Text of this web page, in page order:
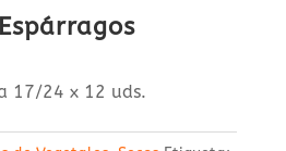
17/24 x 12 uds.